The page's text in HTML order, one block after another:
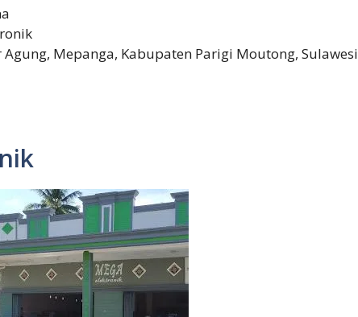
Agung, Mepanga, Kabupaten Parigi Moutong, Sulawesi